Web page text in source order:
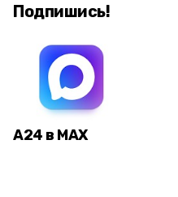
Подпишись!
А24 в MAX